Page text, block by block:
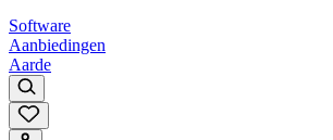
Software
Aanbiedingen
Aarde